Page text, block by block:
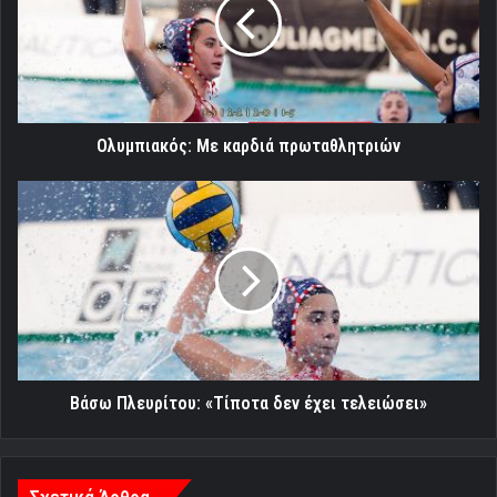
Ολυμπιακός: Με καρδιά πρωταθλητριών
Βάσω
Πλευρίτου:
δεν
τελειώσει»
Βάσω Πλευρίτου: «Τίποτα δεν έχει τελειώσει»